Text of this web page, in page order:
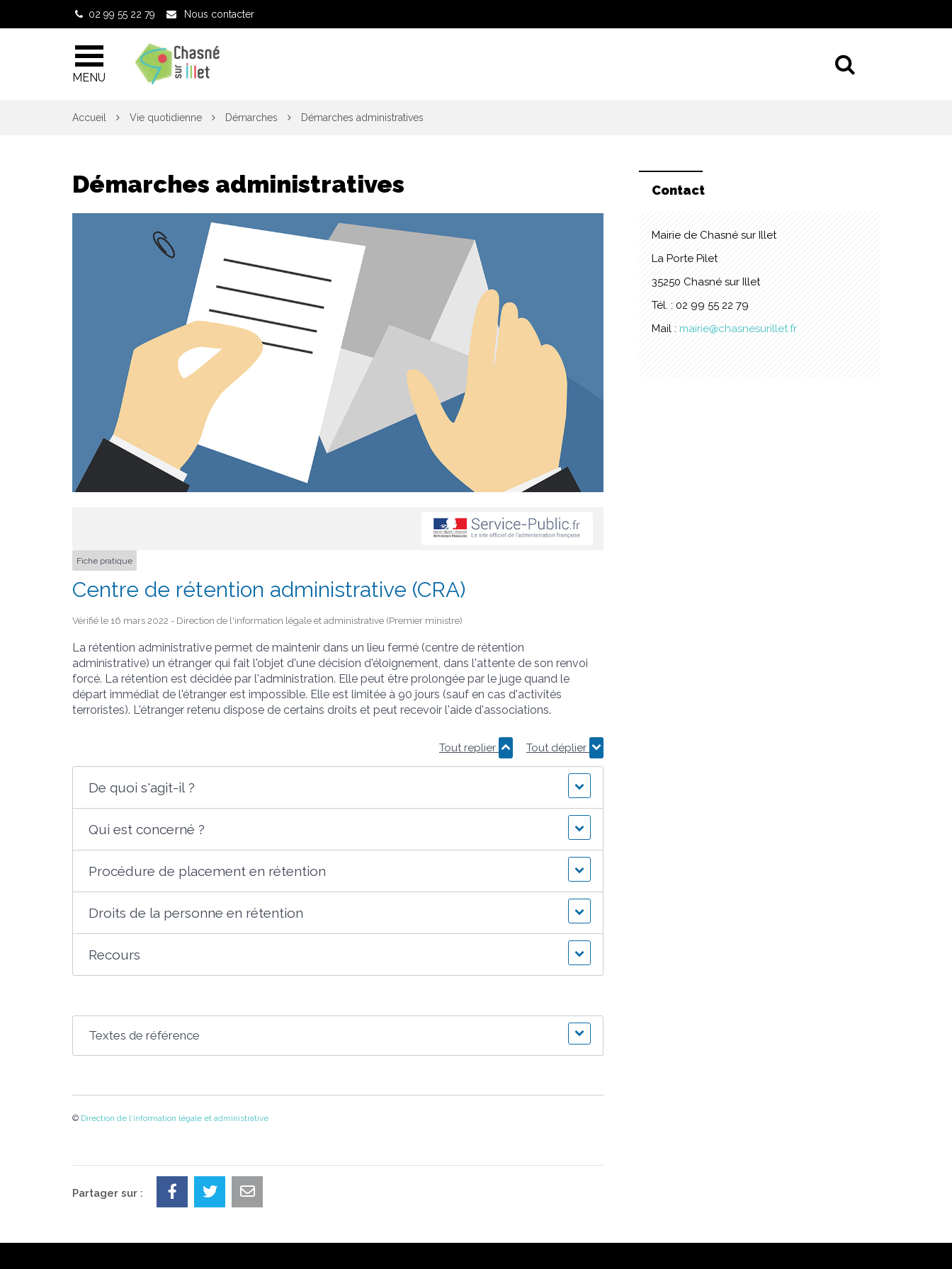
02 99 55 22 79 Nous contacter
MENU
Accueil Vie quotidienne Démarches Démarches administratives
Démarches administratives
Fiche pratique
Centre de rétention administrative (CRA)
Vérifié le 16 mars 2022 - Direction de l'information légale et administrative (Premier ministre)
La rétention administrative permet de maintenir dans un lieu fermé (centre de rétention
administrative) un étranger qui fait l'objet d'une décision d'éloignement, dans l'attente de son renvoi
forcé. La rétention est décidée par l'administration. Elle peut être prolongée par le juge quand le
départ immédiat de l'étranger est impossible. Elle est limitée à 90 jours (sauf en cas d'activités
terroristes). L'étranger retenu dispose de certains droits et peut recevoir l'aide d'associations.
Tout replier Tout déplier
De quoi s'agit-il ?
Qui est concerné ?
Procédure de placement en rétention
Droits de la personne en rétention
Recours
Textes de référence
© Direction de l'information légale et administrative
Contact
Mairie de Chasné sur Illet
La Porte Pilet
35250 Chasné sur Illet
Tél. : 02 99 55 22 79
Mail : mairie@chasnesurillet.fr
Partager sur :